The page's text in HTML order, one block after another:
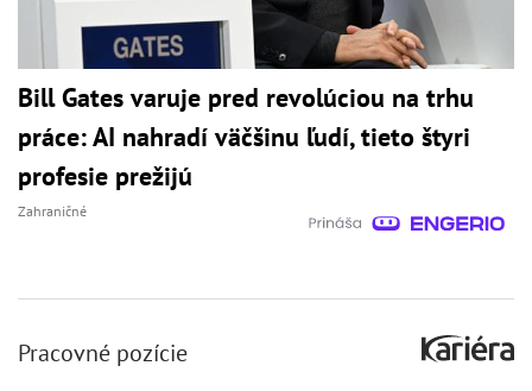
Bill Gates varuje pred revolúciou na trhu
práce: AI nahradí väčšinu ľudí, tieto štyri
profesie prežijú
Zahraničné
Pracovné pozície